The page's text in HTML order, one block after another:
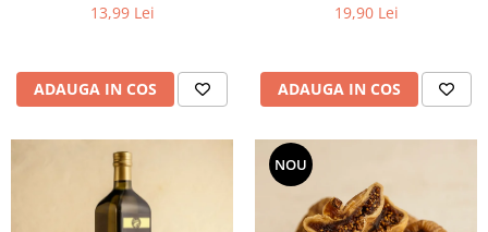
13,99 Lei
ADAUGA IN COS
19,90 Lei
ADAUGA IN COS
NOU